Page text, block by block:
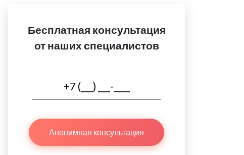
Бесплатная консультация
от наших специалистов
Анонимная консультация